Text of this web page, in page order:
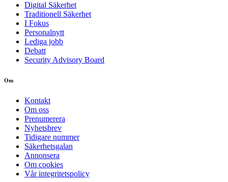
Digital Säkerhet
Traditionell Säkerhet
I Fokus
Personalnytt
Lediga jobb
Debatt
Security Advisory Board
Om
Kontakt
Om oss
Prenumerera
Nyhetsbrev
Tidigare nummer
Säkerhetsgalan
Annonsera
Om cookies
Vår integritetspolicy